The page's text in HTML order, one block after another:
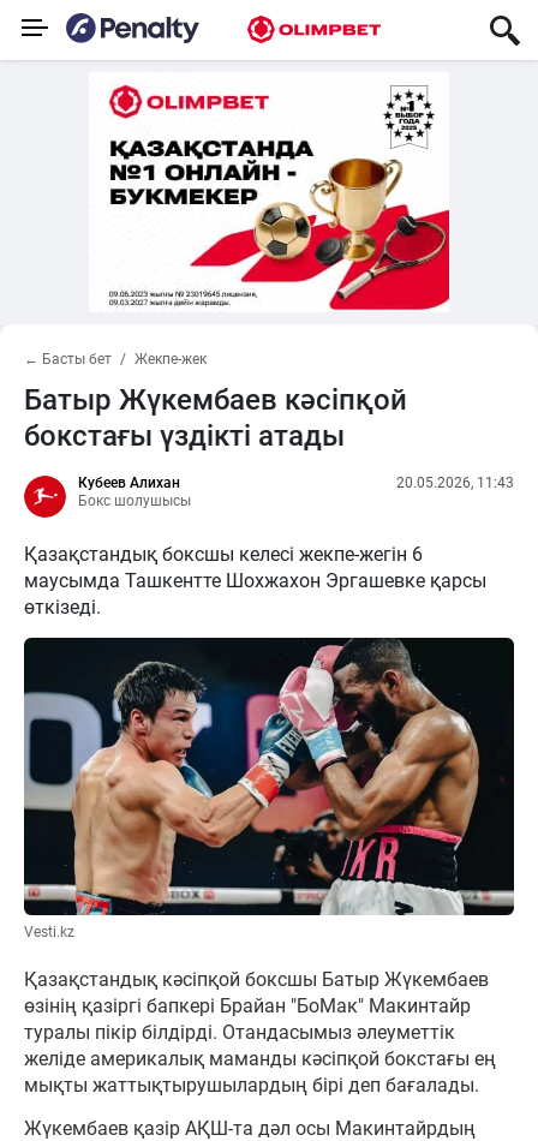
← Басты бет Жекпе-жек
Батыр Жүкембаев кәсіпқой
бокстағы үздікті атады
Кубеев Алихан
Бокс шолушысы
20.05.2026, 11:43
Қазақстандық боксшы келесі жекпе-жегін 6
маусымда Ташкентте Шохжахон Эргашевке қарсы
өткізеді.
Vesti.kz
Қазақстандық кәсіпқой боксшы Батыр Жүкембаев
өзінің қазіргі бапкері Брайан "БоМак" Макинтайр
туралы пікір білдірді. Отандасымыз әлеуметтік
желіде америкалық маманды кәсіпқой бокстағы ең
мықты жаттықтырушылардың бірі деп бағалады.
Жүкембаев қазір АҚШ-та дәл осы Макинтайрдың